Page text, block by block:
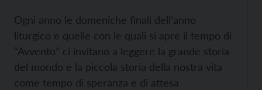
Ogni anno le domeniche finali dell’anno
liturgico e quelle con le quali si apre il tempo di
“Avvento” ci invitano a leggere la grande storia
del mondo e la piccola storia della nostra vita
come tempo di speranza e di attesa